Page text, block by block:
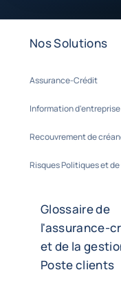
Nos Solutions
Assurance-Crédit
Information d'entreprise
Recouvrement de
Risques Politiques et
Glossaire de
l'assurance-
et de la
Poste clients